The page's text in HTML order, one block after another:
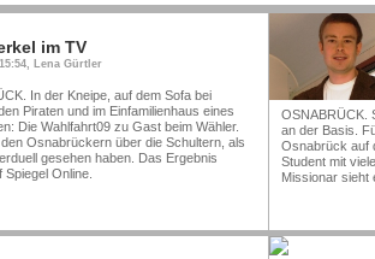
im TV
Lena Gürtler
In der Kneipe, auf dem Sofa bei
Piraten und im Einfamilienhaus eines
Die Wahlfahrt09 zu Gast beim Wähler.
Osnabrückern über die Schultern, als
gesehen haben. Das Ergebnis
Online.
OSNABRÜCK.
an der Basis.
Osnabrück auf
Student mit
Missionar sieht